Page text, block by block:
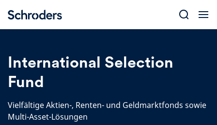
content
International Selection
Fund
Vielfältige Aktien-, Renten- und Geldmarktfonds sowie
Multi-Asset-Lösungen